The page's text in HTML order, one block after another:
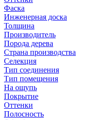
Фаска
Инженерная доска
Толщина
Производитель
Порода дерева
Страна производства
Селекция
Тип соединения
Тип помещения
На ощупь
Покрытие
Оттенки
Полосность